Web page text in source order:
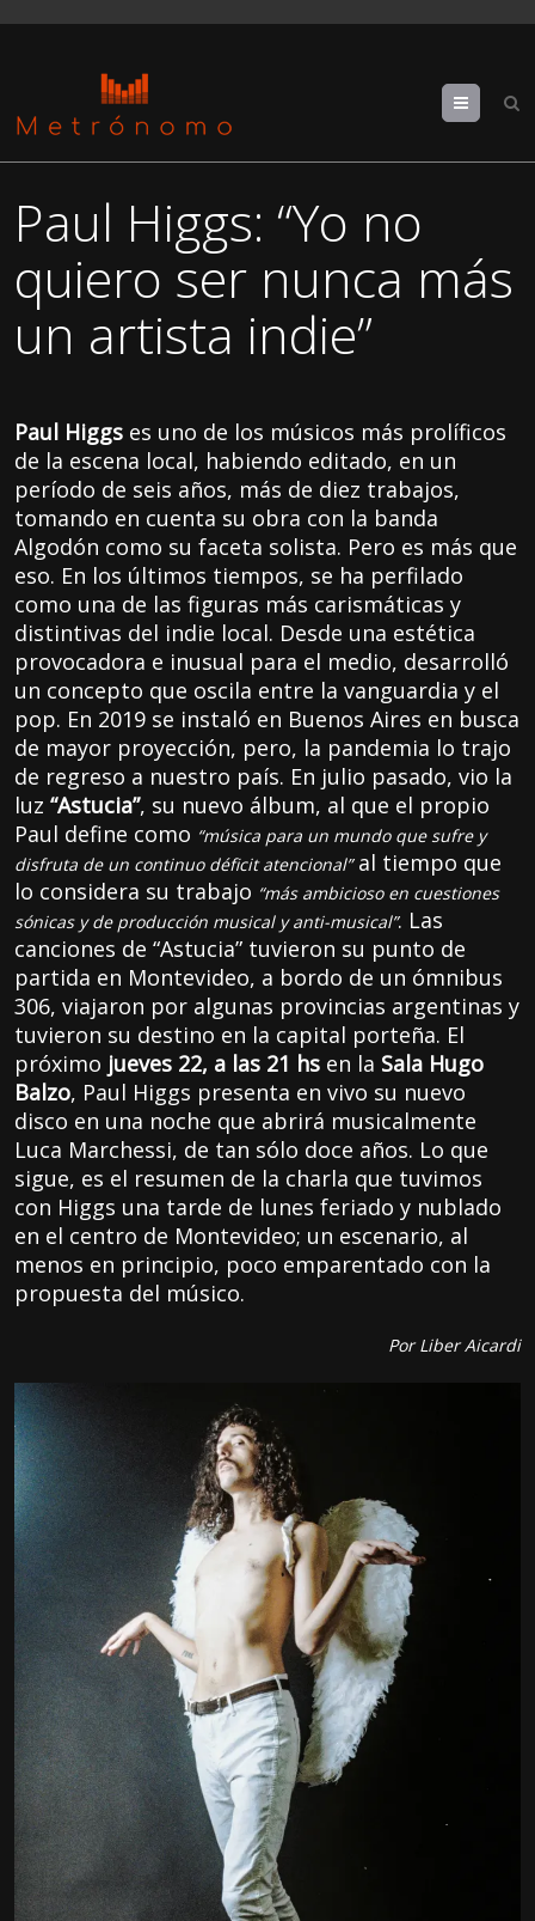
Menu
Paul Higgs: “Yo no
quiero ser nunca más
un artista indie”
Paul Higgs es uno de los músicos más prolíficos
de la escena local, habiendo editado, en un
período de seis años, más de diez trabajos,
tomando en cuenta su obra con la banda
Algodón como su faceta solista. Pero es más que
eso. En los últimos tiempos, se ha perfilado
como una de las figuras más carismáticas y
distintivas del indie local. Desde una estética
provocadora e inusual para el medio, desarrolló
un concepto que oscila entre la vanguardia y el
pop. En 2019 se instaló en Buenos Aires en busca
de mayor proyección, pero, la pandemia lo trajo
de regreso a nuestro país. En julio pasado, vio la
luz“Astucia”, su nuevo álbum, al que el propio
Paul define como “música para un mundo que sufre y
disfruta de un continuo déficit atencional”al tiempo que
lo considera su trabajo “más ambicioso en cuestiones
sónicas y de producción musical y anti-musical”. Las
canciones de “Astucia” tuvieron su punto de
partida en Montevideo, a bordo de un ómnibus
306, viajaron por algunas provincias argentinas y
tuvieron su destino en la capital porteña. El
próximo jueves 22, a las 21 hs en la Sala Hugo
Balzo, Paul Higgs presenta en vivo su nuevo
disco en una noche que abrirá musicalmente
Luca Marchessi, de tan sólo doce años. Lo que
sigue, es el resumen de la charla que tuvimos
con Higgs una tarde de lunes feriado y nublado
en el centro de Montevideo; un escenario, al
menos en principio, poco emparentado con la
propuesta del músico.
Por Liber Aicardi